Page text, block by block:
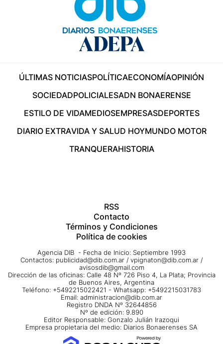
ÚLTIMAS NOTICIASPOLÍTICAECONOMÍAOPINIÓN
SOCIEDADPOLICIALESADN BONAERENSE
ESTILO DE VIDAMEDIOSEMPRESASDEPORTES
DIARIO EXTRAVIDA Y SALUD HOYMUNDO MOTOR
TRANQUERAHISTORIA
RSS
Contacto
Términos y Condiciones
Política de cookies
Agencia DIB - Fecha de Inicio: Septiembre 1993
Contactos: publicidad@dib.com.ar / vpignaton@dib.com.ar /
avisosdib@gmail.com
Dirección de las oficinas: Calle 48 Nº 726 Piso 4, La Plata; Provincia
de Buenos Aires, Argentina
Teléfono: +5492215022421 - Whatsapp: +5492215031783
Email: administracion@dib.com.ar
Registro DNDA Nº 32644856
Nº de edición: 9.890
Editor Responsable: Gonzalo Julián Irazoqui
Empresa propietaria del medio: Diarios Bonaerenses SA